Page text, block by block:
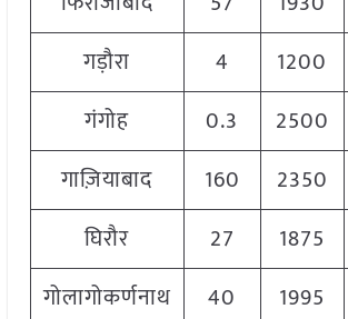
गड़ौरा
4 1200
गंगोह
0.3 2500
गाज़ियाबाद
160 2350
घिरौर
27 1875
गोलागोकर्णनाथ
40 1995